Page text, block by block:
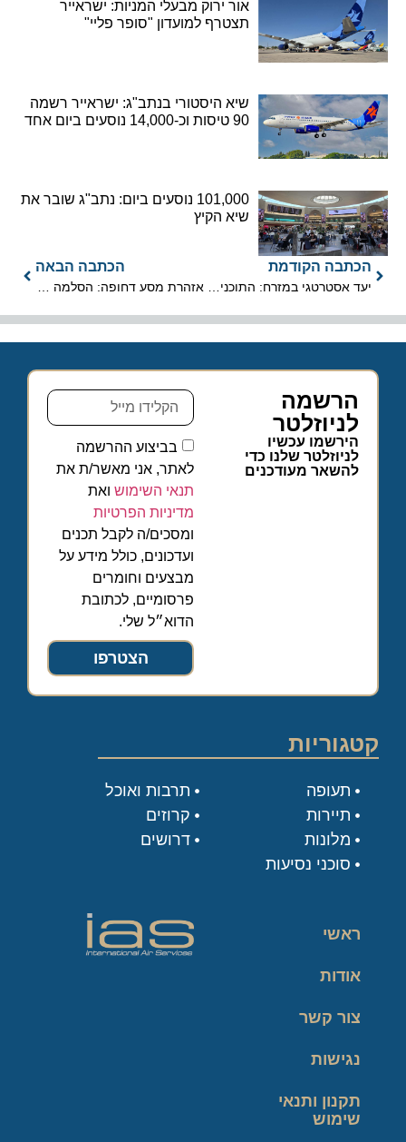
אור ירוק מבעלי המניות: ישראייר
תצטרף למועדון "סופר פליי"
שיא היסטורי בנתב"ג: ישראייר רשמה
90 טיסות וכ-14,000 נוסעים ביום אחד
101,000 נוסעים ביום: נתב"ג שובר את
שיא הקיץ
הכתבה הקודמת הכתבה הבאה
הרשמה
לניוזלטר
הירשמו עכשיו
לניוזלטר שלנו כדי
להשאר מעודכנים
בביצוע ההרשמה
לאתר, אני מאשר/ת את
תנאי השימוש ואת
מדיניות הפרטיות
ומסכים/ה לקבל תכנים
ועדכונים, כולל מידע על
מבצעים וחומרים
פרסומיים, לכתובת
הדוא״ל שלי.
הצטרפו
קטגוריות
תעופה
תיירות
מלונות
סוכני נסיעות
תרבות ואוכל
קרוזים
דרושים
ראשי
אודות
צור קשר
נגישות
תקנון ותנאי
שימוש